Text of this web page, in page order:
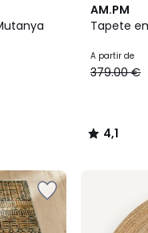
AM.PM
Tapete
A partir de
379.00 €
4,1
/ 5
4,1
/